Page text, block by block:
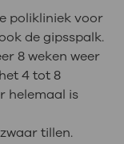
polikliniek voor
de gipsspalk.
8 weken weer
4 tot 8
helemaal is
tillen.